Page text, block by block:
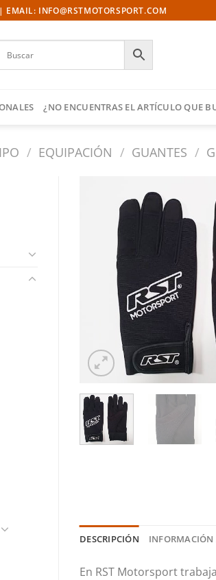
INFO@RSTMOTORSPORT.COM
¿NO ENCUENTRAS EL ARTÍCULO QUE
/ EQUIPACIÓN / GUANTES /
DESCRIPCIÓN
En RST Motorsport